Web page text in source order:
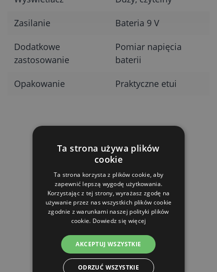
Zasilanie Bateria 9 V
Dodatkowe
zastosowanie
Pomiar napięcia
baterii
Opakowanie Praktyczne etui
PRODUKTY POWIĄZANE
Ta strona używa plików
cookie
Ta strona korzysta z plików cookie, aby
zapewnić lepszą wygodę użytkowania.
Korzystając z tej strony, wyrażasz zgodę na
używanie przez nas wszystkich plików cookie
zgodnie z warunkami naszej polityki plików
cookie. Dowiedz się więcej
AKCEPTUJ WSZYSTKIE
ODRZUĆ WSZYSTKIE